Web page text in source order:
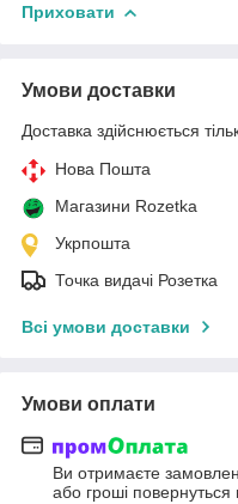
Приховати
Умови доставки
Доставка здійснюється
Нова Пошта
Магазини Rozetka
Укрпошта
Точка видачі Розетка
Всі умови доставки
Умови оплати
Ви отримаєте
або гроші повернуться